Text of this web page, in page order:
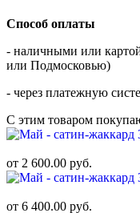
Способ оплаты
- наличными или
или Подмосковью)
- через платежную
С этим товаром
от 2 600.00 руб.
от 6 400.00 руб.